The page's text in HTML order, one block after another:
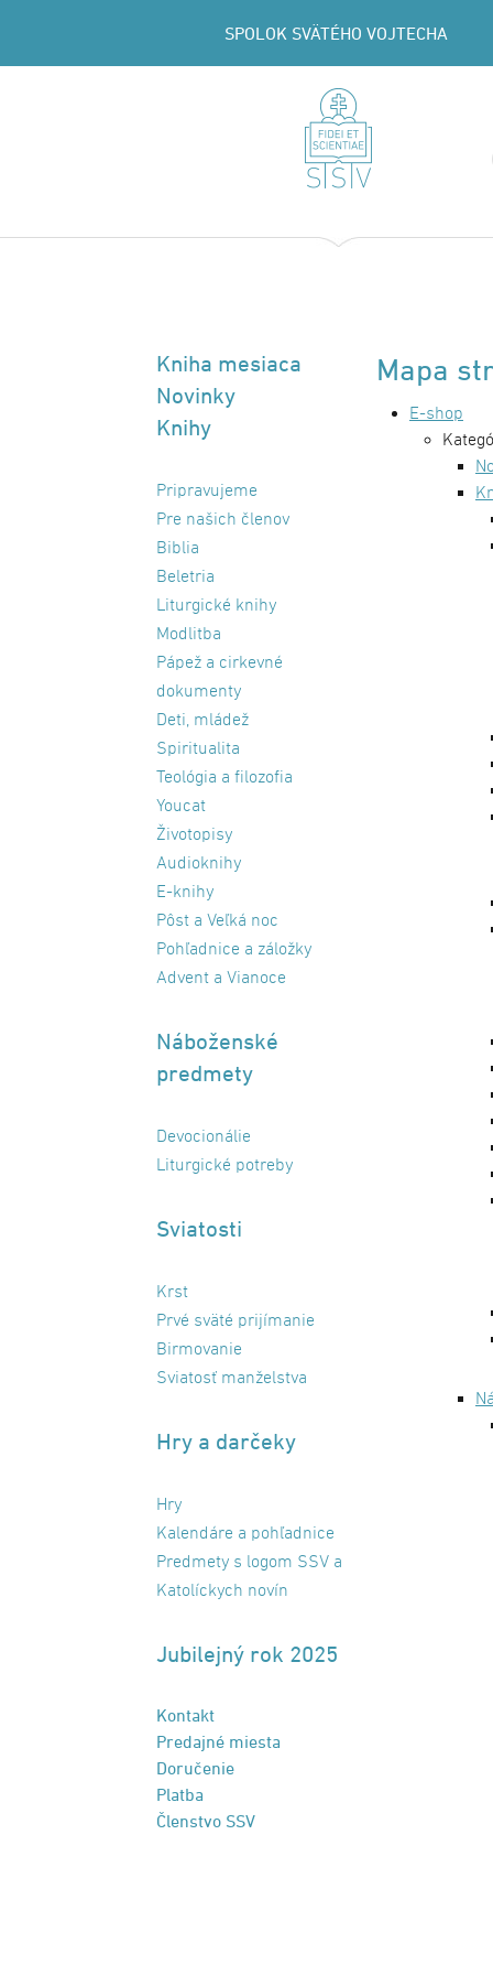
SPOLOK SVÄTÉHO VOJTECHA
Mapa
E-shop
Kniha mesiaca
Novinky
Knihy
Pripravujeme
Pre našich členov
Biblia
Beletria
Liturgické knihy
Modlitba
Pápež a cirkevné
dokumenty
Deti, mládež
Spiritualita
Teológia a filozofia
Youcat
Životopisy
Audioknihy
E-knihy
Pôst a Veľká noc
Pohľadnice a záložky
Advent a Vianoce
Náboženské
predmety
Devocionálie
Liturgické potreby
Sviatosti
Krst
Prvé sväté prijímanie
Birmovanie
Sviatosť manželstva
Hry a darčeky
Hry
Kalendáre a pohľadnice
Predmety s logom SSV a
Katolíckych novín
Jubilejný rok 2025
Kontakt
Predajné miesta
Doručenie
Platba
Členstvo SSV